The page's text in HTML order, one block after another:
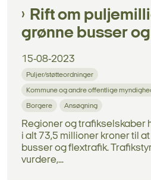
Rift om
grønne busser
15-08-2023
Puljer/støtteordninger
Kommune og andre offentlige
Borgere Ansøgning
Regioner og trafikselskaber
i alt 73,5 millioner kroner til
busser og flextrafik.
vurdere,...